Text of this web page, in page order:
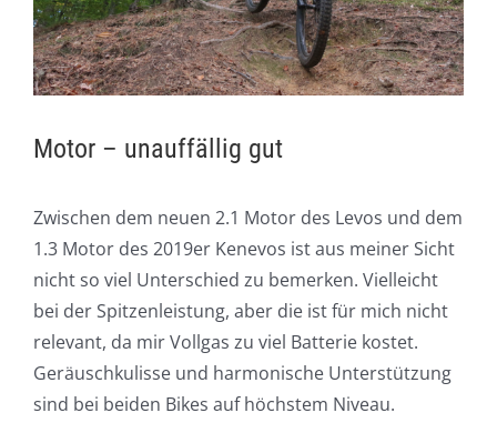
Motor – unauffällig gut
Zwischen dem neuen 2.1 Motor des Levos und dem
1.3 Motor des 2019er Kenevos ist aus meiner Sicht
nicht so viel Unterschied zu bemerken. Vielleicht
bei der Spitzenleistung, aber die ist für mich nicht
relevant, da mir Vollgas zu viel Batterie kostet.
Geräuschkulisse und harmonische Unterstützung
sind bei beiden Bikes auf höchstem Niveau.